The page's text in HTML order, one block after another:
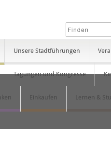
Unsere Stadtführungen
Tagungen und Kongresse
Einkaufen Lernen &